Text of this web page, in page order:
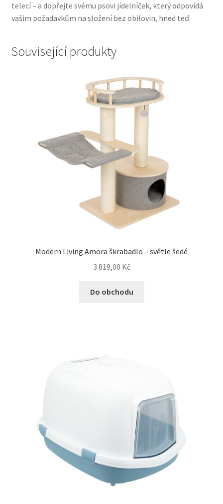
telecí – a dopřejte svému psovi jídelníček, který odpovídá
vašim požadavkům na složení bez obilovin, hned teď.
Související produkty
Modern Living Amora škrabadlo – světle šedé
3 819,00 Kč
Do obchodu